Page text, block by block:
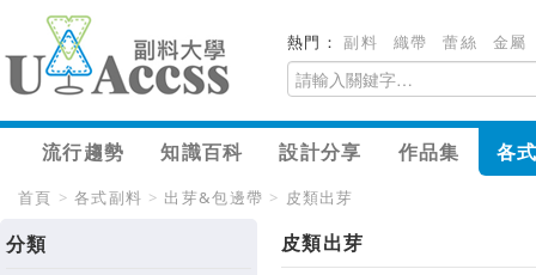
熱門：副料 織帶 蕾絲 金屬
流行趨勢 知識百科 設計分享 作品集 各
首頁 > 各式副料 > 出芽&包邊帶 > 皮類出芽
分類 皮類出芽